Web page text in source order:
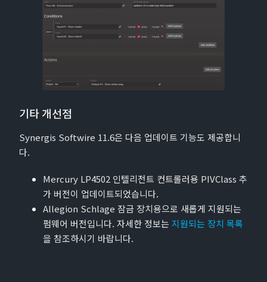
기타 개선점
Synergis Softwire 11.6은 다음 업데이트 기능도 제공합니
다.
Mercury LP4502 인텔리전트 컨트롤러용 PIVClass 추
가 버전이 업데이트되었습니다.
Allegion Schlage 잠금 장치용으로 새롭게 지원되는
펌웨어 버전입니다. 자세한 정보는 지원되는 장치 목록
을 참조하시기 바랍니다.